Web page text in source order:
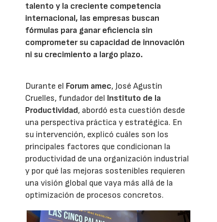
talento y la creciente competencia
internacional, las empresas buscan
fórmulas para ganar eficiencia sin
comprometer su capacidad de innovación
ni su crecimiento a largo plazo.
Durante el Forum amec, José Agustín
Cruelles, fundador del Instituto de la
Productividad, abordó esta cuestión desde
una perspectiva práctica y estratégica. En
su intervención, explicó cuáles son los
principales factores que condicionan la
productividad de una organización industrial
y por qué las mejoras sostenibles requieren
una visión global que vaya más allá de la
optimización de procesos concretos.